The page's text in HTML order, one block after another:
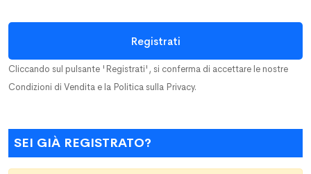
Cliccando sul pulsante 'Registrati', si conferma di accettare le nostre
Condizioni di Vendita e la Politica sulla Privacy.
SEI GIÀ REGISTRATO?